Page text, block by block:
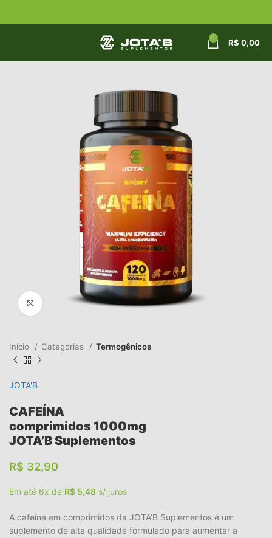
0 R$ 0,00
Clique para ampliar
Início Categorias Termogênicos
JOTA'B
CAFEÍNA
comprimidos 1000mg
JOTA’B Suplementos
R$ 32,90
Em até 6x de R$ 5,48 s/ juros
A cafeína em comprimidos da JOTA’B Suplementos é um
suplemento de alta qualidade formulado para aumentar a